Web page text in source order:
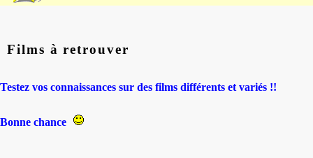
Films à retrouver
Testez vos connaissances sur des films différents et variés !!
Bonne chance